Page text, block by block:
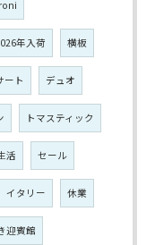
年入荷 横板
ート デュオ
トマスティック
活 セール
イタリー 休業
迎賓館